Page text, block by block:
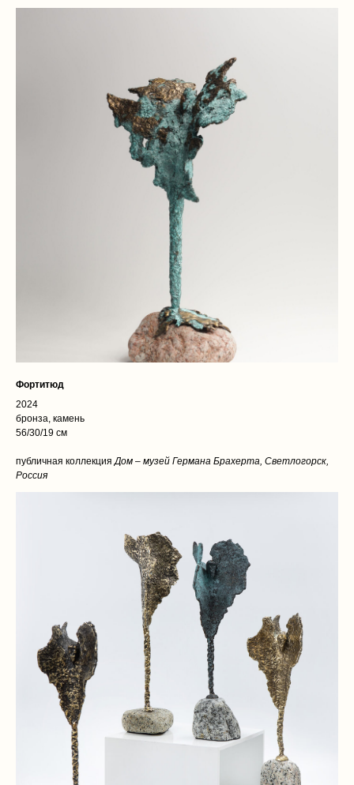
Фортитюд
2024
бронза, камень
56/30/19 см
публичная коллекцияДом – музей Германа Брахерта, Светлогорск,
Россия